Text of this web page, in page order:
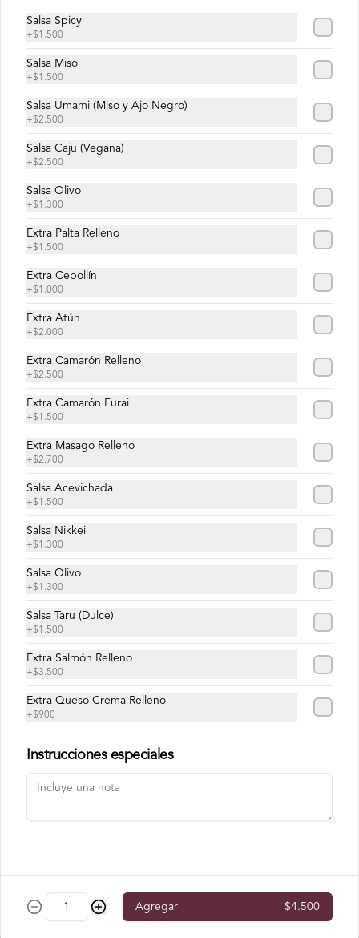
Camarón furai, queso crema, ciboulette,
envuelto en palta.
$8.900
Camarón, palta, ciboulette, envuelto en
En Salmón
Salsa Spicy
+$1.500
Salsa Miso
+$1.500
Salsa Umami (Miso y Ajo Negro)
+$2.500
Salsa Caju (Vegana)
+$2.500
Salsa Olivo
+$1.300
Extra Palta Relleno
+$1.500
Extra Cebollín
+$1.000
Extra Atún
+$2.000
Extra Camarón Relleno
+$2.500
Extra Camarón Furai
+$1.500
Extra Masago Relleno
+$2.700
Salsa Acevichada
+$1.500
Salsa Nikkei
+$1.300
Salsa Olivo
+$1.300
Salsa Taru (Dulce)
+$1.500
Extra Salmón Relleno
+$3.500
Extra Queso Crema Relleno
+$900
Instrucciones especiales
Agregar $4.500